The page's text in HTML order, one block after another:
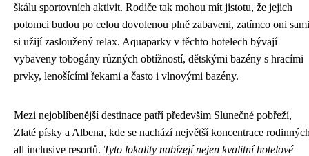
škálu sportovních aktivit. Rodiče tak mohou mít jistotu, že jejich
potomci budou po celou dovolenou plně zabaveni, zatímco oni sami
si užijí zasloužený relax. Aquaparky v těchto hotelech bývají
vybaveny tobogány různých obtížností, dětskými bazény s hracími
prvky, lenošícími řekami a často i vlnovými bazény.
Mezi nejoblíbenější destinace patří především Slunečné pobřeží,
Zlaté písky a Albena, kde se nachází největší koncentrace
all inclusive resortů. Tyto lokality nabízejí nejen kvalitní hotelové